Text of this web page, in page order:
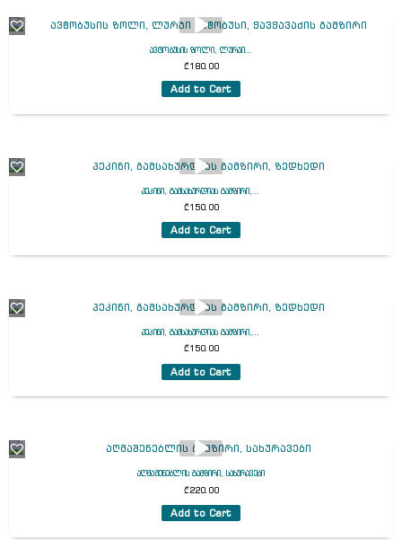
ავტობუსის ზოლი, ლურჯი...
₾180.00
Add to Cart
პეკინი, გამსახურდიას გამზირი,...
₾150.00
Add to Cart
პეკინი, გამსახურდიას გამზირი,...
₾150.00
Add to Cart
აღმაშენებლის გამზირი, სახურავები
₾220.00
Add to Cart